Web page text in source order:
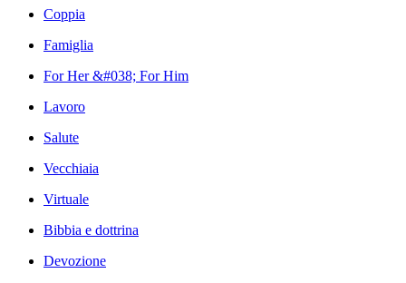
Coppia
Famiglia
For Her &#038; For Him
Lavoro
Salute
Vecchiaia
Virtuale
Bibbia e dottrina
Devozione